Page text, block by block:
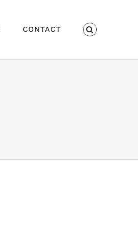
CONTACT